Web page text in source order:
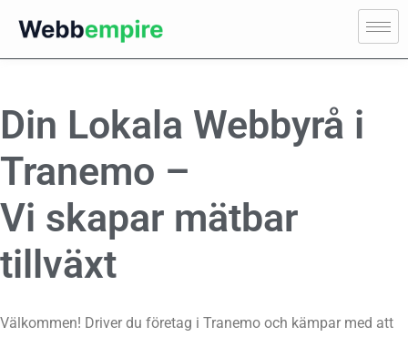
Din Lokala Webbyrå i
Tranemo –
Vi skapar mätbar
tillväxt
Välkommen! Driver du företag i Tranemo och kämpar med att